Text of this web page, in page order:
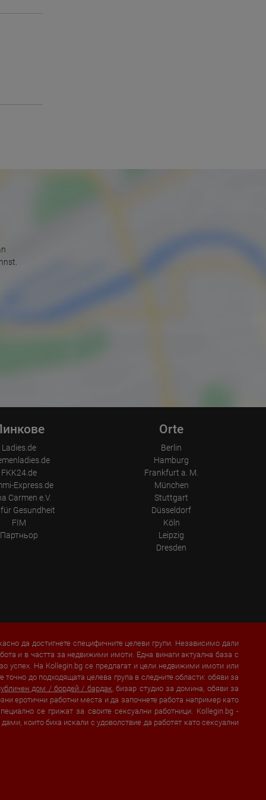
Ladies.de
FKK24.de
Express.de
Carmen e.V.
Gesundheit
FIM
Партньор
Orte
Berlin
Hamburg
Frankfurt a. M.
München
Stuttgart
Düsseldorf
Köln
Leipzig
Dresden
да достигнете специфичните целеви групи. Независимо дали
и в частта за недвижими имоти. Една винаги актуална база с
успех. На Kollegin.bg се предлагат и цели недвижими имоти или
до подходящата целева група в следните области: обяви за
дом / бордей / бардак, бизар студио за домина, обяви за
еротични работни места и да започнете работа например като
се грижат за своите сексуални работници. Kollegin.bg -
които биха искали с удоволствие да работят като сексуални